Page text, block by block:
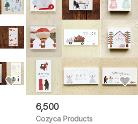
6,500
Cozyca Products